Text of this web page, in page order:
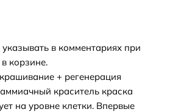
в комментариях при
корзине.
+ регенерация
краситель краска
на уровне клетки. Впервые